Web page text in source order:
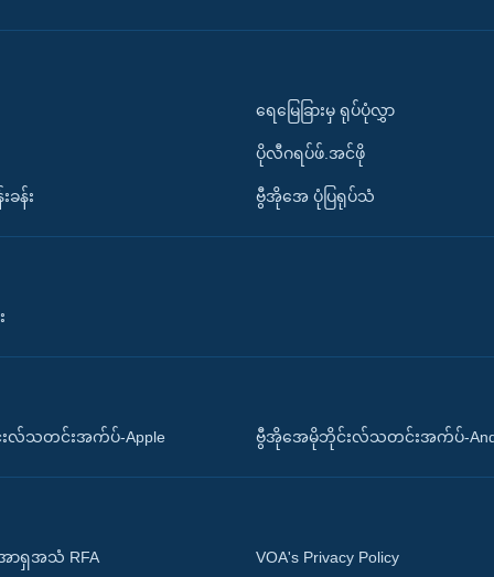
ခန်း
ရေမြေခြားမှ ရုပ်ပုံလွှာ
ပိုလီဂရပ်ဖ်.အင်ဖို
ဗွီအိုအေ ပုံပြရုပ်သံ
လ်သတင်းအက်ပ်-Apple ဗွီအိုအေမိုဘိုင်းလ်သတင်းအက်ပ်-
ရှအသံ RFA VOA's Privacy Policy